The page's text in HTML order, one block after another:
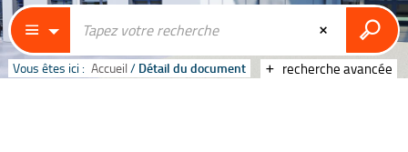
recherche avancée
Vous êtes ici : Accueil / Détail du document